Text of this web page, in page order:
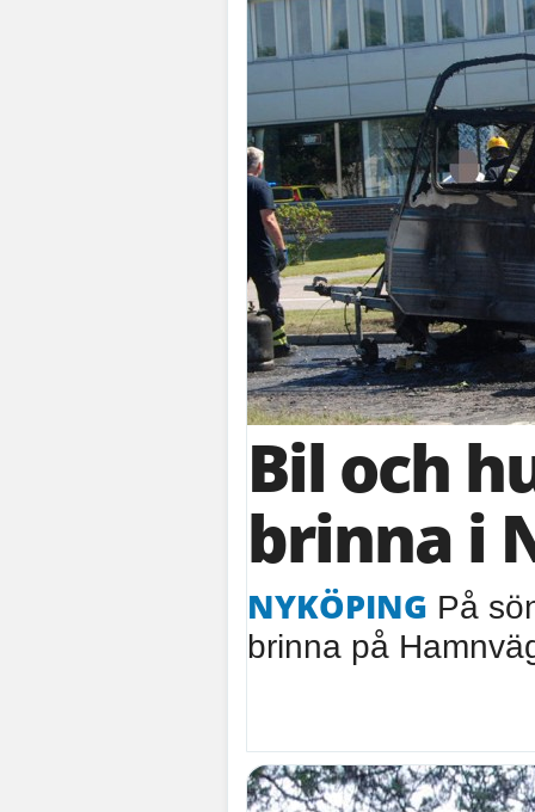
Bil och
brinna i
NYKÖPING På
brinna på